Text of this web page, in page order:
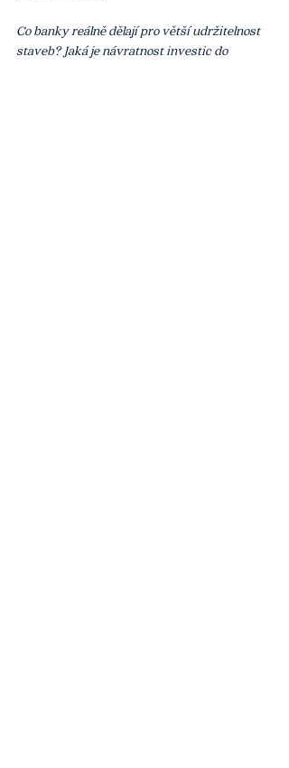
Co banky reálně dělají pro větší udržitelnost
staveb? Jaká je návratnost investic do